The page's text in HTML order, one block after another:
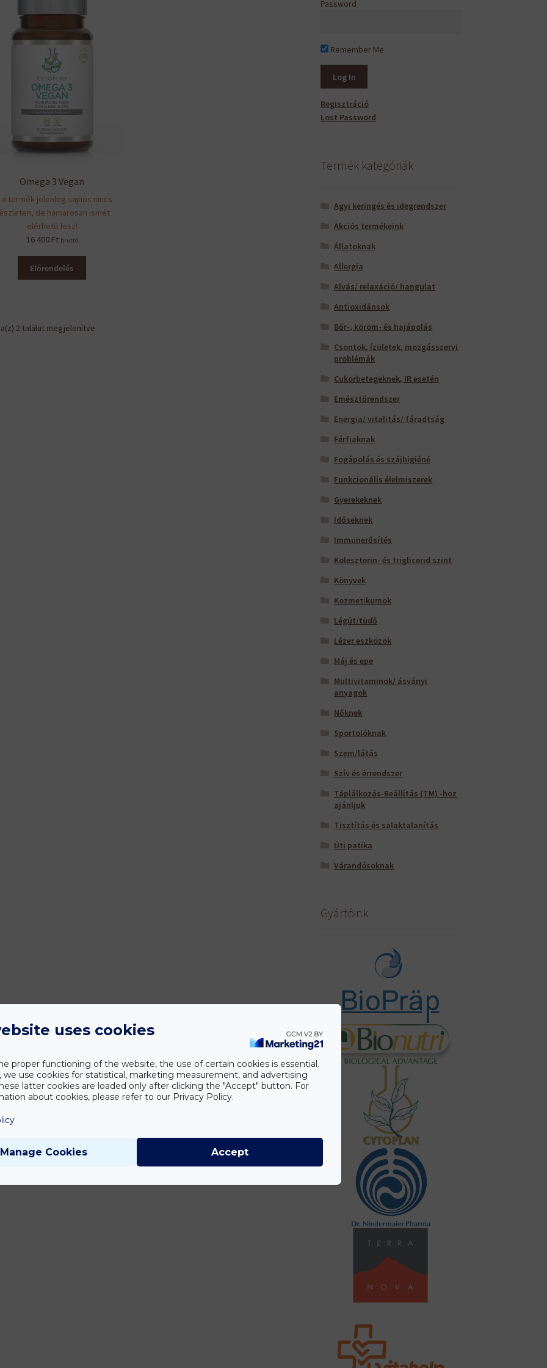
Omega 3 Vegan
a termék jelenleg sajnos nincs
de hamarosan ismét
elérhető lesz!
16 400 Ft bruttó
Előrendelés
2 találat megjelenítve
Password
Remember Me
Regisztráció
Lost Password
Termék kategóriák
Agyi keringés és idegrendszer
Akciós termékeink
Állatoknak
Allergia
Alvás/ relaxáció/ hangulat
Antioxidánsok
Bőr-, köröm- és hajápolás
Csontok, ízületek, mozgásszervi
problémák
Cukorbetegeknek, IR esetén
Emésztőrendszer
Energia/ vitalitás/ fáradtság
Férfiaknak
Fogápolás és szájhigiéné
Funkcionális élelmiszerek
Gyerekeknek
Időseknek
Immunerősítés
Koleszterin- és triglicerid szint
Könyvek
Kozmetikumok
Légút/tüdő
Lézer eszközök
Máj és epe
Multivitaminok/ ásványi
anyagok
Nőknek
Sportolóknak
Szem/látás
Szív és érrendszer
Táplálkozás-Beállítás (TM) -hoz
ajánljuk
Tisztítás és salaktalanítás
Úti patika
Várandósoknak
Gyártóink
uses cookies
proper functioning of the website, the use of certain cookies is essential.
we use cookies for statistical, marketing measurement, and advertising
latter cookies are loaded only after clicking the "Accept" button. For
about cookies, please refer to our Privacy Policy.
Manage Cookies Accept